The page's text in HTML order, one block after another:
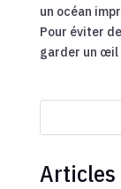
un océan
Pour éviter
garder un œil
Articles